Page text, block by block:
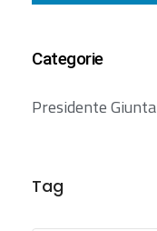
Categorie
Presidente Giunta
Tag